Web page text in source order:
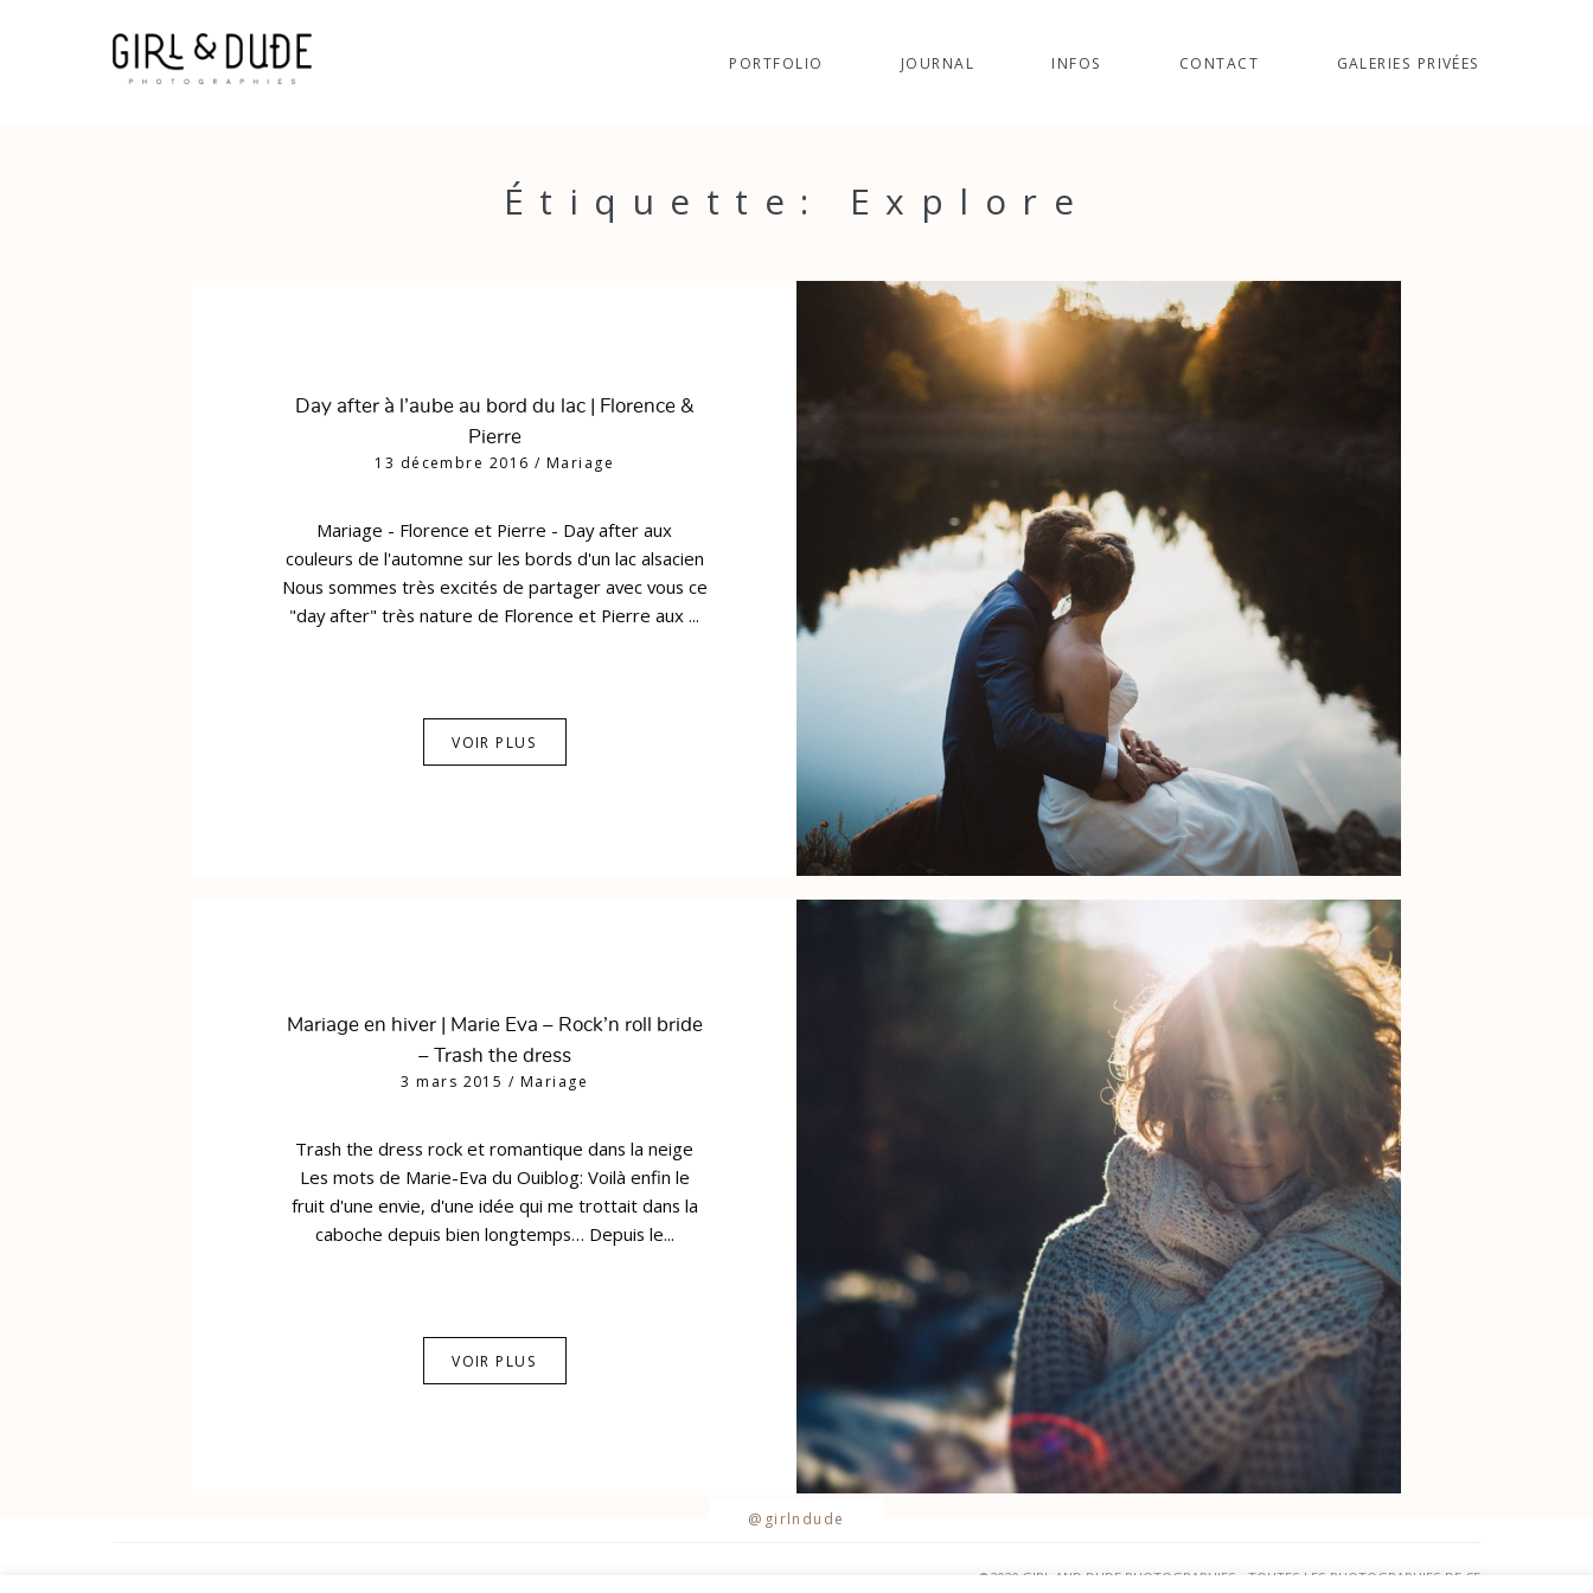
PORTFOLIO JOURNAL INFOS CONTACT GALERIES PRIVÉES
Étiquette: Explore
Day after à l’aube au bord du lac | Florence &
Pierre
13 décembre 2016 / Mariage
Mariage - Florence et Pierre - Day after aux
couleurs de l'automne sur les bords d'un lac alsacien
Nous sommes très excités de partager avec vous ce
"day after" très nature de Florence et Pierre aux ...
VOIR PLUS
Mariage en hiver | Marie Eva – Rock’n roll bride
– Trash the dress
3 mars 2015 / Mariage
Trash the dress rock et romantique dans la neige
Les mots de Marie-Eva du Ouiblog: Voilà enfin le
fruit d'une envie, d'une idée qui me trottait dans la
caboche depuis bien longtemps… Depuis le...
VOIR PLUS
@girlndude
©2020 GIRL AND DUDE PHOTOGRAPHIES • TOUTES LES PHOTOGRAPHIES DE CE